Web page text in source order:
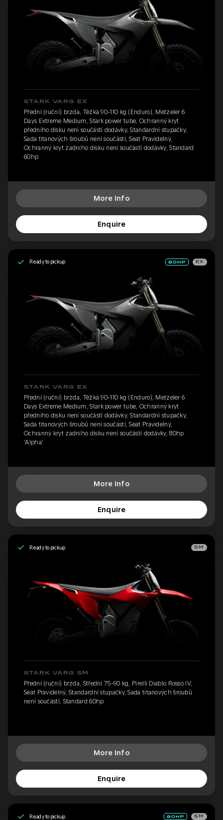
STARK VARG EX
Přední (ruční) brzda, Těžká 90-110 kg (Enduro), Metzeler 6
Days Extreme Medium, Stark power tube, Ochranný kryt
předního disku není součástí dodávky, Standardní stupačky,
Sada titanových šroubů není součástí, Seat Pravidelný,
Ochranný kryt zadního disku není součástí dodávky, Standard
60hp
More Info
Enquire
Ready to pickup EX
STARK VARG EX
Přední (ruční) brzda, Těžká 90-110 kg (Enduro), Metzeler 6
Days Extreme Medium, Stark power tube, Ochranný kryt
předního disku není součástí dodávky, Standardní stupačky,
Sada titanových šroubů není součástí, Seat Pravidelný,
Ochranný kryt zadního disku není součástí dodávky, 80hp
'Alpha'
More Info
Enquire
Ready to pickup SM
STARK VARG SM
Přední (ruční) brzda, Střední 75-90 kg, Pirelli Diablo Rosso IV,
Seat Pravidelný, Standardní stupačky, Sada titanových šroubů
není součástí, Standard 60hp
More Info
Enquire
Ready to pickup SM